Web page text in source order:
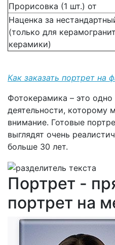
Прорисовка (1 шт.) от
Наценка за
(только для
керамики)
Как заказать портрет на
Фотокерамика – это
деятельности, которому
внимание. Готовые
выглядят очень
больше 30 лет.
Портрет -
портрет на